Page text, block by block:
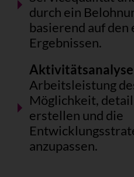
durch ein
basierend auf
Ergebnissen.
Aktivitätsanalyse
Arbeitsleistung
Möglichkeit,
erstellen und die
anzupassen.